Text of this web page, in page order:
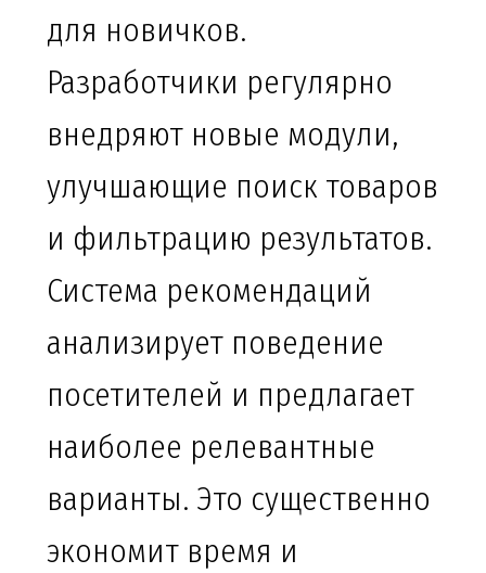
для новичков.
Разработчики регулярно
внедряют новые модули,
улучшающие поиск товаров
и фильтрацию результатов.
Система рекомендаций
анализирует поведение
посетителей и предлагает
наиболее релевантные
варианты. Это существенно
экономит время и